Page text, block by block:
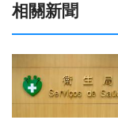
相關新聞